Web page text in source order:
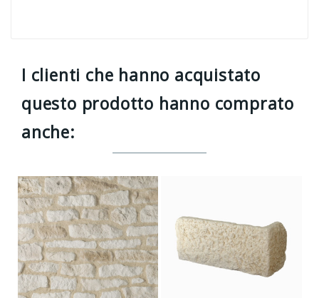
I clienti che hanno acquistato
questo prodotto hanno comprato
anche: